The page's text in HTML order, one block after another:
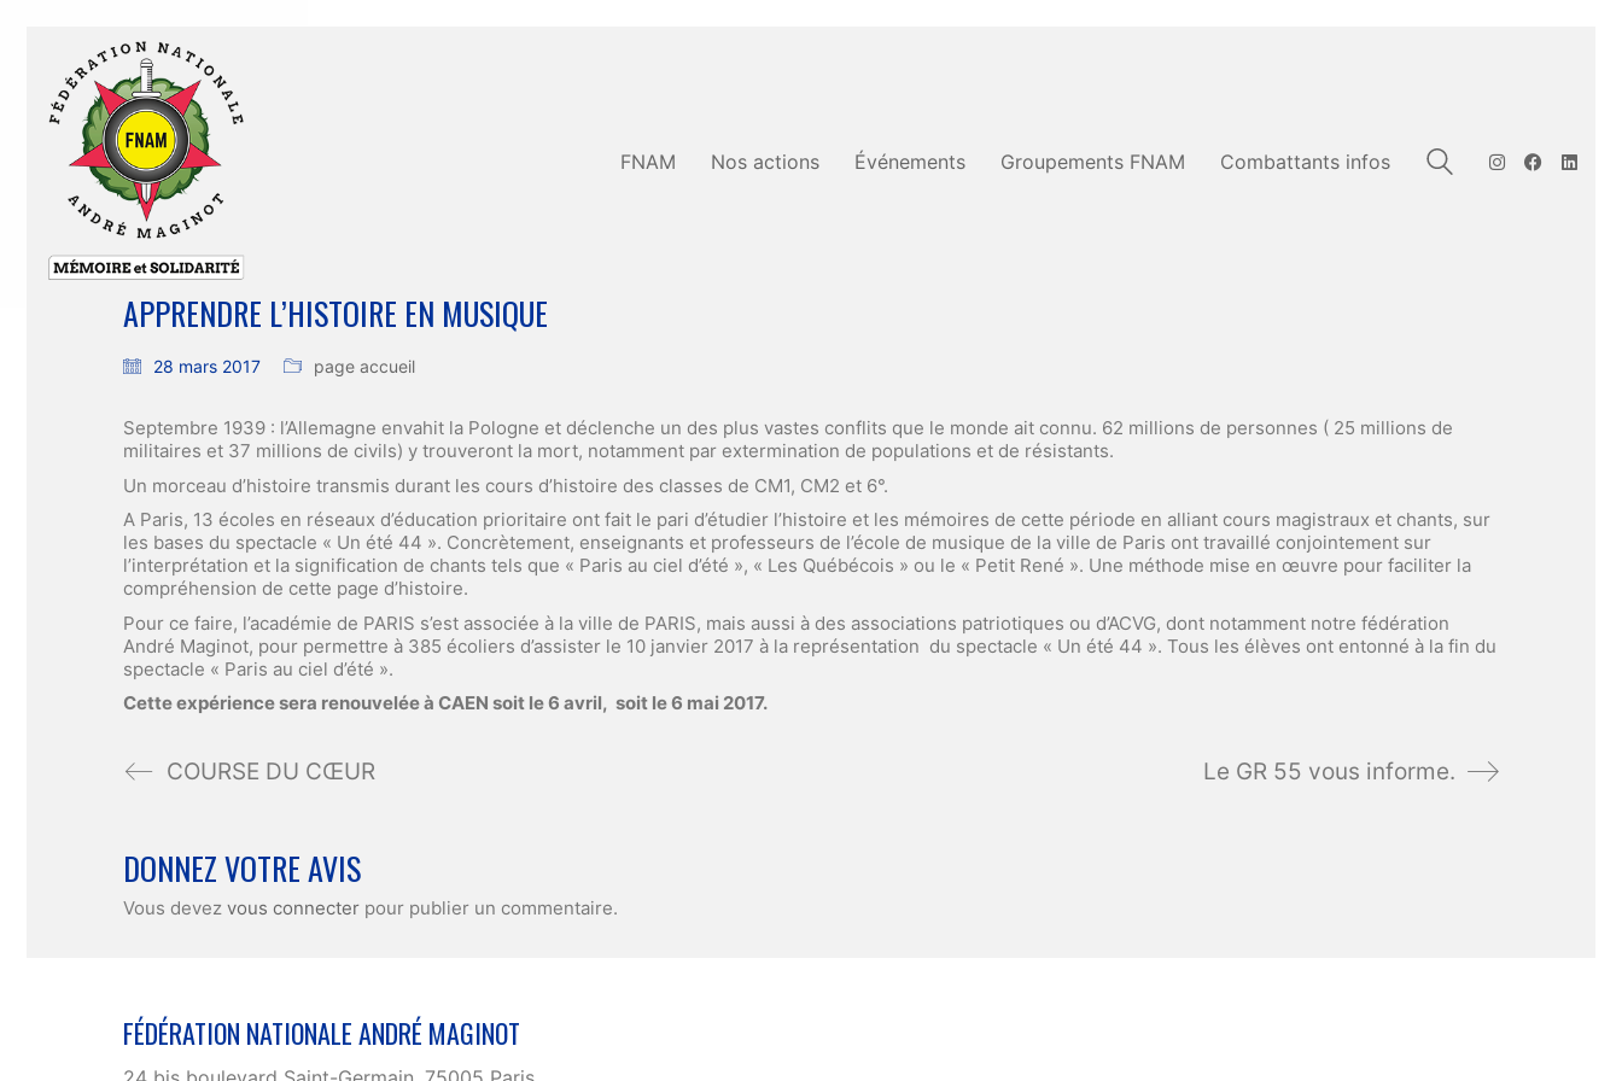
FNAM Nos actions Événements Groupements FNAM Combattants infos
APPRENDRE L’HISTOIRE EN MUSIQUE
28 mars 2017 page accueil
Septembre 1939 : l’Allemagne envahit la Pologne et déclenche un des plus vastes conflits que le monde ait connu. 62 millions de personnes ( 25 millions de
militaires et 37 millions de civils) y trouveront la mort, notamment par extermination de populations et de résistants.
Un morceau d’histoire transmis durant les cours d’histoire des classes de CM1, CM2 et 6°.
A Paris, 13 écoles en réseaux d’éducation prioritaire ont fait le pari d’étudier l’histoire et les mémoires de cette période en alliant cours magistraux et chants, sur
les bases du spectacle « Un été 44 ». Concrètement, enseignants et professeurs de l’école de musique de la ville de Paris ont travaillé conjointement sur
l’interprétation et la signification de chants tels que « Paris au ciel d’été », « Les Québécois » ou le « Petit René ». Une méthode mise en œuvre pour faciliter la
compréhension de cette page d’histoire.
Pour ce faire, l’académie de PARIS s’est associée à la ville de PARIS, mais aussi à des associations patriotiques ou d’ACVG, dont notamment notre fédération
André Maginot, pour permettre à 385 écoliers d’assister le 10 janvier 2017 à la représentation du spectacle « Un été 44 ». Tous les élèves ont entonné à la fin du
spectacle « Paris au ciel d’été ».
Cette expérience sera renouvelée à CAEN soit le 6 avril, soit le 6 mai 2017.
COURSE DU CŒUR Le GR 55 vous informe.
DONNEZ VOTRE AVIS
Vous devez vous connecter pour publier un commentaire.
FÉDÉRATION NATIONALE ANDRÉ MAGINOT